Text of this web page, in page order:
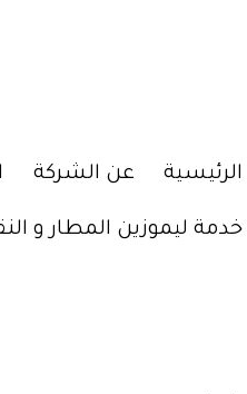
الرئيسية عن الشركة
خدمة ليموزين المطار و